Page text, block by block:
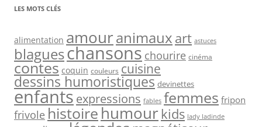
LES MOTS CLÉS
alimentation amouranimaux art astuces
blagueschansons chourire cinéma
contes coquin couleurs cuisine
dessins humoristiques devinettes
enfantsexpressions fables femmes fripon
frivole histoire humour kids lady ladinde